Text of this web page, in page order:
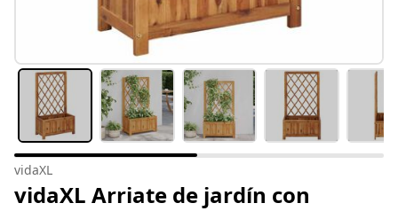
vidaXL
vidaXL Arriate de jardín con